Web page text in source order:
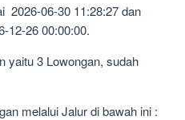
2026-06-30 11:28:27 dan
12-26 00:00:00.
yaitu 3 Lowongan, sudah
melalui Jalur di bawah ini :